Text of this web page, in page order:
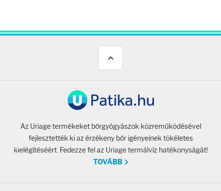
Az Uriage termékeket bőrgyógyászok közreműködésével
fejlesztették ki az érzékeny bőr igényeinek tökéletes
kielégítéséért. Fedezze fel az Uriage termálvíz hatékonyságát!
TOVÁBB